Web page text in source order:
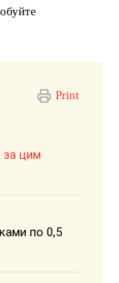
Print
за цим
по 0,5